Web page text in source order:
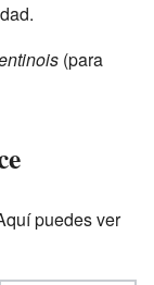
(para
puedes ver